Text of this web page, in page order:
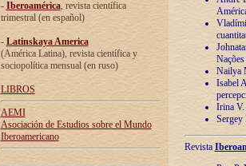
- Iberoamérica, revista científica
trimestral (en español)
- Latinskaya America
(América Latina), revista científica y
sociopolítica mensual (en ruso)
LIBROS
AEMI
Asociación de Estudios sobre el Mundo
Iberoamericano
Nailya
Isabel
Irina V.
Sergey
Revista